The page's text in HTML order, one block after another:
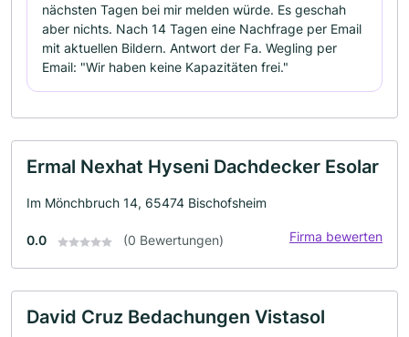
nächsten Tagen bei mir melden würde. Es geschah
aber nichts. Nach 14 Tagen eine Nachfrage per Email
mit aktuellen Bildern. Antwort der Fa. Wegling per
Email: "Wir haben keine Kapazitäten frei."
Ermal Nexhat Hyseni Dachdecker Esolar
Im Mönchbruch 14, 65474 Bischofsheim
0.0 (0 Bewertungen) Firma bewerten
David Cruz Bedachungen Vistasol